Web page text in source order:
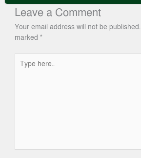
Leave a Comment
Your email address will not be published.
marked *
here..